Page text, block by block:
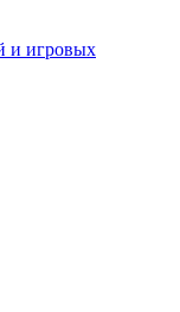
и игровых